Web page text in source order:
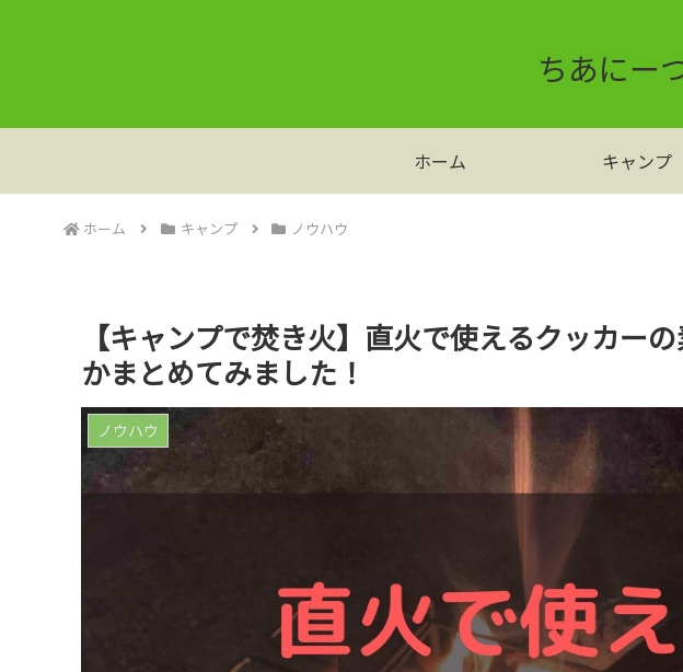
ちあにー
ホーム キャンプ
ホーム キャンプ ノウハウ
【キャンプで焚き火】直火で使えるクッカー
かまとめてみました！
ノウハウ